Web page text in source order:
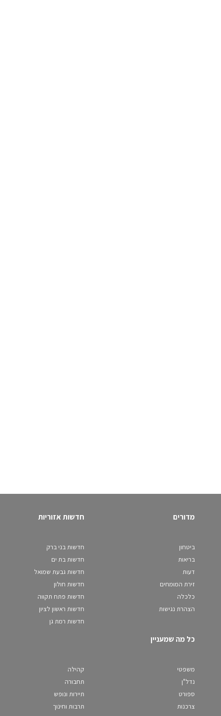
מדורים
ביטחון
בריאות
דעות
זירת המומחים
כלכלה
הצהרת נגישות
חדשות אזוריות
חדשות בני ברק
חדשות בת ים
חדשות גבעת שמואל
חדשות חולון
חדשות פתח תקווה
חדשות ראשון לציון
חדשות רמת גן
כל מה שמעניין
משפטי
נדל"ן
ספורט
צרכנות
קהילה
תחבורה
תיירות ונופש
תרבות וחינוך